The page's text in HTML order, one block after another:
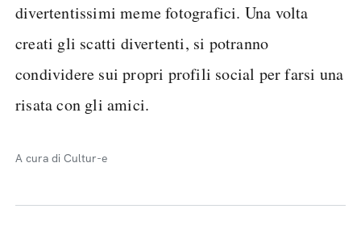
divertentissimi meme fotografici. Una volta
creati gli scatti divertenti, si potranno
condividere sui propri profili social per farsi una
risata con gli amici.
A cura di Cultur-e